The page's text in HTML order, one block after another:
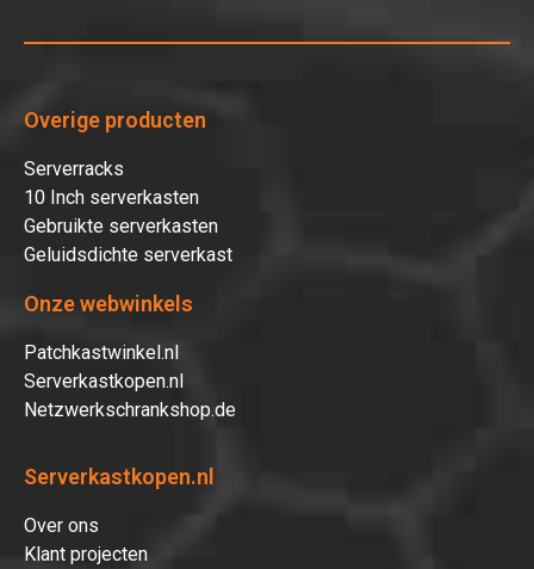
Overige producten
Serverracks
10 Inch serverkasten
Gebruikte serverkasten
Geluidsdichte serverkast
Onze webwinkels
Patchkastwinkel.nl
Serverkastkopen.nl
Netzwerkschrankshop.de
Serverkastkopen.nl
Over ons
Klant projecten